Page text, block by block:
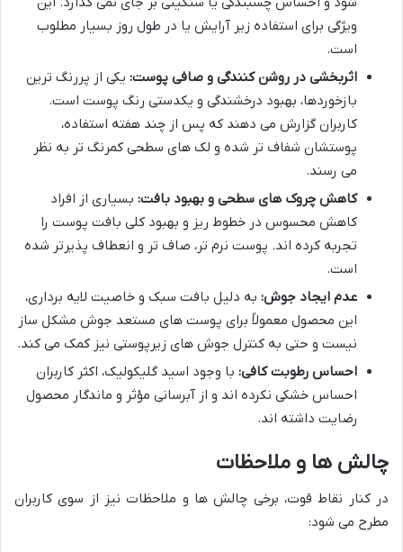
ویژگی برای استفاده زیر آرایش یا در طول روز بسیار مطلوب
است.
اثربخشی در روشن کنندگی و صافی پوست: یکی از پررنگ ترین
بازخوردها، بهبود درخشندگی و یکدستی رنگ پوست است.
کاربران گزارش می دهند که پس از چند هفته استفاده،
پوستشان شفاف تر شده و لک های سطحی کمرنگ تر به نظر
می رسند.
کاهش چروک های سطحی و بهبود بافت: بسیاری از افراد
کاهش محسوس در خطوط ریز و بهبود کلی بافت پوست را
تجربه کرده اند. پوست نرم تر، صاف تر و انعطاف پذیرتر شده
است.
عدم ایجاد جوش: به دلیل بافت سبک و خاصیت لایه برداری،
این محصول معمولاً برای پوست های مستعد جوش مشکل ساز
نیست و حتی به کنترل جوش های زیرپوستی نیز کمک می کند.
احساس رطوبت کافی: با وجود اسید گلیکولیک، اکثر کاربران
احساس خشکی نکرده اند و از آبرسانی مؤثر و ماندگار محصول
رضایت داشته اند.
چالش ها و ملاحظات
در کنار نقاط قوت، برخی چالش ها و ملاحظات نیز از سوی کاربران
مطرح می شود: